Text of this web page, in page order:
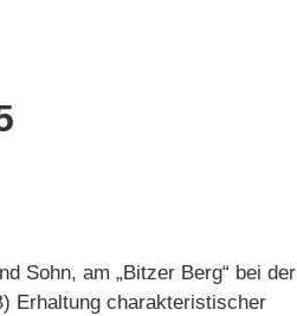
Sohn, am „Bitzer Berg“ bei der
Erhaltung charakteristischer